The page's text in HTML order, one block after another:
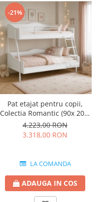
-21%
Pat etajat pentru copii,
Colectia Romantic (90x 200-
120x200 cm)
4.223,00 RON
3.318,00 RON
LA COMANDA
ADAUGA IN COS